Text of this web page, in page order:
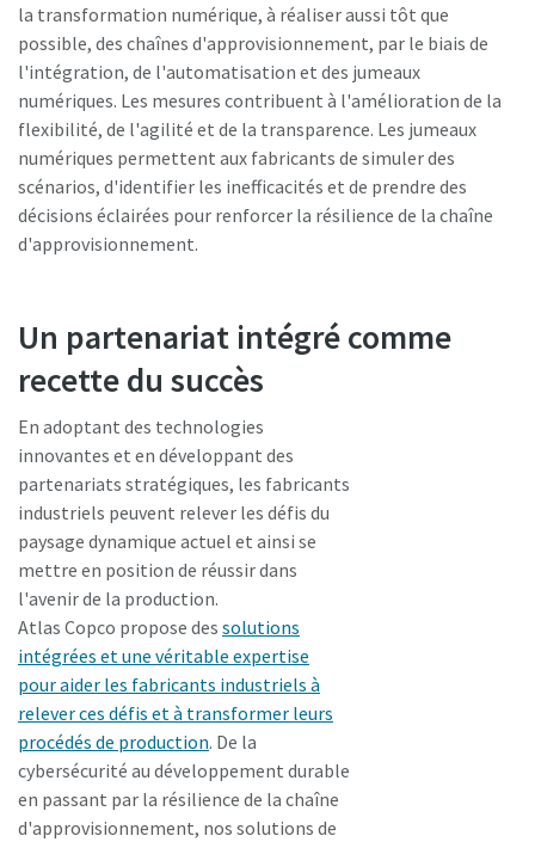
la transformation numérique, à réaliser aussi tôt que
possible, des chaînes d'approvisionnement, par le biais de
l'intégration, de l'automatisation et des jumeaux
numériques. Les mesures contribuent à l'amélioration de la
flexibilité, de l'agilité et de la transparence. Les jumeaux
numériques permettent aux fabricants de simuler des
scénarios, d'identifier les inefficacités et de prendre des
décisions éclairées pour renforcer la résilience de la chaîne
d'approvisionnement.
Un partenariat intégré comme
recette du succès
En adoptant des technologies
innovantes et en développant des
partenariats stratégiques, les fabricants
industriels peuvent relever les défis du
paysage dynamique actuel et ainsi se
mettre en position de réussir dans
l'avenir de la production.
Atlas Copco propose des solutions
intégrées et une véritable expertise
pour aider les fabricants industriels à
relever ces défis et à transformer leurs
procédés de production. De la
cybersécurité au développement durable
en passant par la résilience de la chaîne
d'approvisionnement, nos solutions de